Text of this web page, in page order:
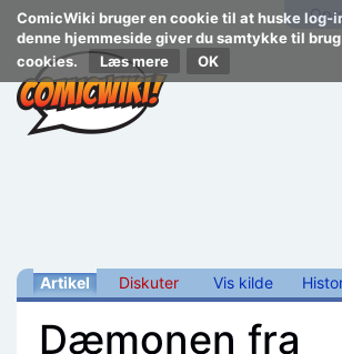
ComicWiki bruger en cookie til at huske log-
denne hjemmeside giver du samtykke til
cookies.
Læs mere
Artikel Diskuter Vis kilde
Dæmonen fra